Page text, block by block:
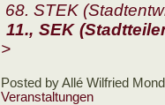
68. STEK
11., SEK
>
Posted by Allé Wilfried
Veranstaltungen